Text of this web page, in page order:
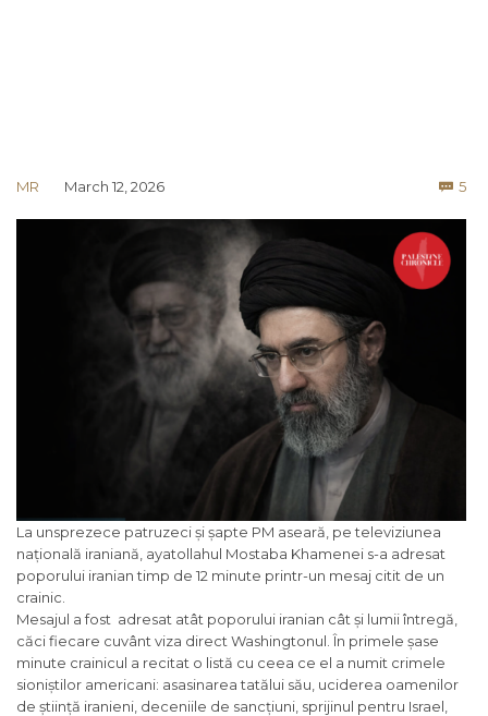
MR March 12, 2026  5
La unsprezece patruzeci și șapte PM aseară, pe televiziunea
națională iraniană, ayatollahul Mostaba Khamenei s-a adresat
poporului iranian timp de 12 minute printr-un mesaj citit de un
crainic.
Mesajul a fost adresat atât poporului iranian cât și lumii întregă,
căci fiecare cuvânt viza direct Washingtonul. În primele șase
minute crainicul a recitat o listă cu ceea ce el a numit crimele
sioniștilor americani: asasinarea tatălui său, uciderea oamenilor
de știință iranieni, deceniile de sancțiuni, sprijinul pentru Israel,